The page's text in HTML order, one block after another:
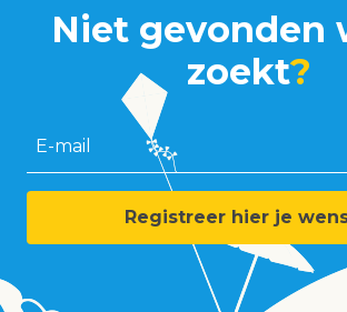
Niet gevonden
zoekt?
E-mail
Registreer hier je